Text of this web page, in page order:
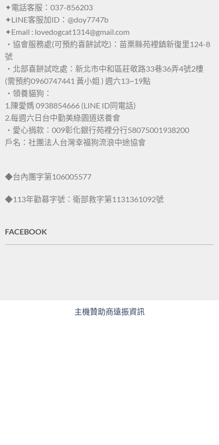
✦電話客服：037-856203
✦LINE客服加ID：@doy7747b
✦Email : lovedogcat1314@gmail.com
・協會服務處(可預約喜餅試吃)：苗栗縣苑裡鎮新復里124-8
號
・北部喜餅試吃處：新北市中和區莊敬路33巷36弄4號2樓
(需預約0960747441 黃小姐 ) 週六13~19點
・領養貓狗：
1.陳愛媽 0938854666 (LINE ID同電話)
2.每週六日台中勤美綠園道送養會
・愛心捐款：009彰化銀行苑裡分行58075001938200
戶名：社團法人台灣幸福狗流浪中途協會
◆台內團字第106005577
◆113年勸募字號：衛部救字第1131361092號
FACEBOOK
主機贊助商遠振資訊